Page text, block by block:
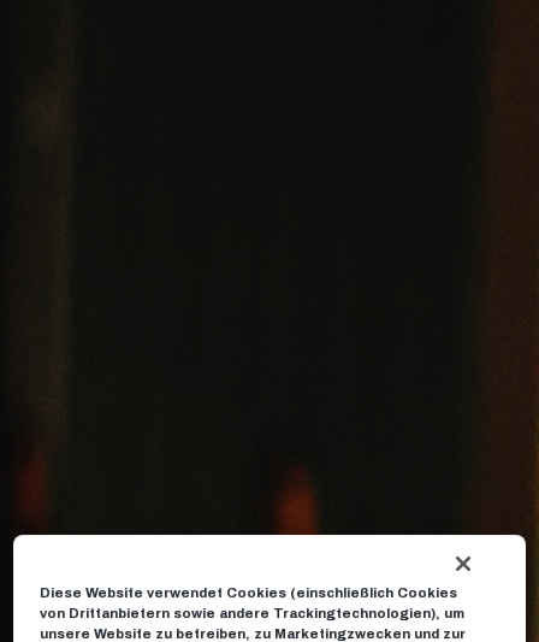
Diese Website verwendet Cookies (einschließlich Cookies
von Drittanbietern sowie andere Trackingtechnologien), um
unsere Website zu betreiben, zu Marketingzwecken und zur